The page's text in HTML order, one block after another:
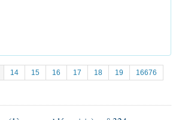
14 15 16 17 18 19
16676